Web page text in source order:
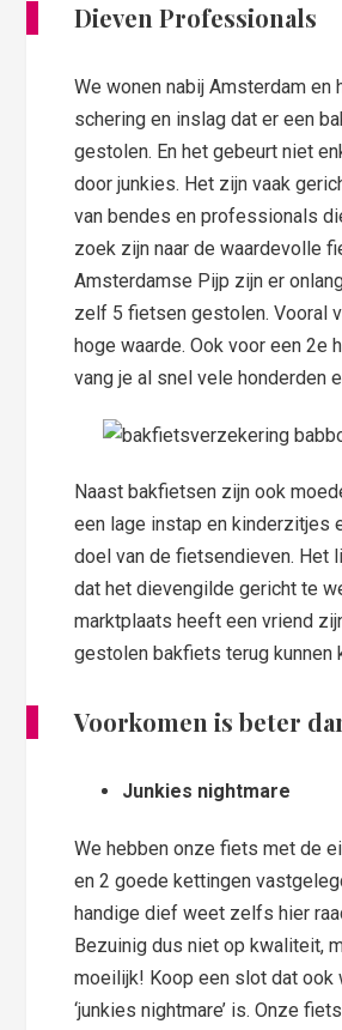
Dieven Professionals
We wonen nabij Amsterdam en
schering en inslag dat er een
gestolen. En het gebeurt niet
door junkies. Het zijn vaak
van bendes en professionals
zoek zijn naar de waardevolle
Amsterdamse Pijp zijn er
zelf 5 fietsen gestolen. Vooral
hoge waarde. Ook voor een 2e
vang je al snel vele honderden
Naast bakfietsen zijn ook
een lage instap en kinderzitjes
doel van de fietsendieven. Het
dat het dievengilde gericht te
marktplaats heeft een vriend
gestolen bakfiets terug kunnen
Voorkomen is beter
Junkies nightmare
We hebben onze fiets met de
en 2 goede kettingen
handige dief weet zelfs hier
Bezuinig dus niet op kwaliteit,
moeilijk! Koop een slot dat ook
‘junkies nightmare’ is. Onze